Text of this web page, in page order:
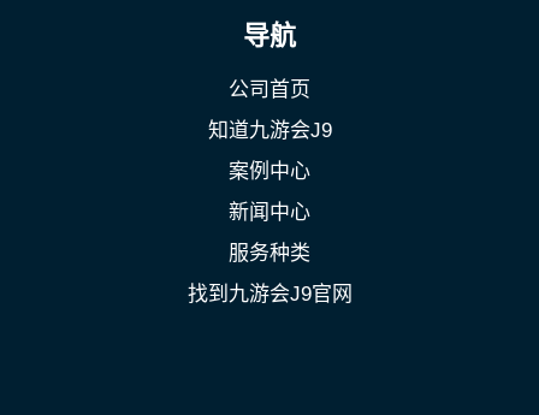
导航
公司首页
知道九游会J9
案例中心
新闻中心
服务种类
找到九游会J9官网